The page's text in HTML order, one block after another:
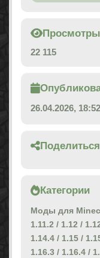
Просмотры
22 115
26.04.2026, 18:52
Поделиться
Категории
Моды для
1.11.2 / 1.12 /
1.14.4 / 1.15 /
1.16.3 / 1.16.4 /